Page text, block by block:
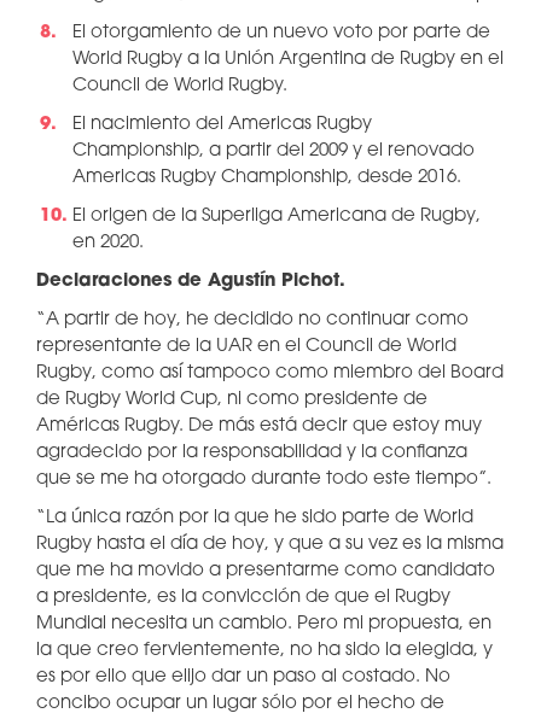
El otorgamiento de un nuevo voto por parte de
World Rugby a la Unión Argentina de Rugby en el
Council de World Rugby.
El nacimiento del Americas Rugby
Championship, a partir del 2009 y el renovado
Americas Rugby Championship, desde 2016.
El origen de la Superliga Americana de Rugby,
en 2020.
Declaraciones de Agustín Pichot.
“A partir de hoy, he decidido no continuar como
representante de la UAR en el Council de World
Rugby, como así tampoco como miembro del Board
de Rugby World Cup, ni como presidente de
Américas Rugby. De más está decir que estoy muy
agradecido por la responsabilidad y la confianza
que se me ha otorgado durante todo este tiempo”.
“La única razón por la que he sido parte de World
Rugby hasta el día de hoy, y que a su vez es la misma
que me ha movido a presentarme como candidato
a presidente, es la convicción de que el Rugby
Mundial necesita un cambio. Pero mi propuesta, en
la que creo fervientemente, no ha sido la elegida, y
es por ello que elijo dar un paso al costado. No
concibo ocupar un lugar sólo por el hecho de